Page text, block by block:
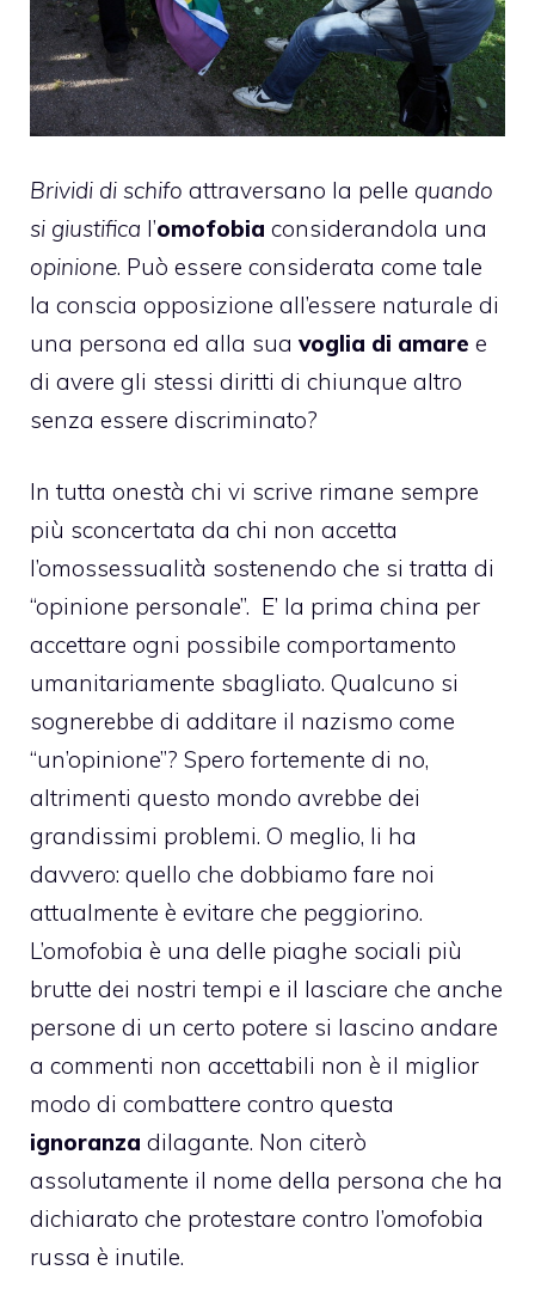
Brividi di schifo attraversano la pelle quando
si giustifica l’omofobia considerandola una
opinione. Può essere considerata come tale
la conscia opposizione all’essere naturale di
una persona ed alla sua voglia di amare e
di avere gli stessi diritti di chiunque altro
senza essere discriminato?
In tutta onestà chi vi scrive rimane sempre
più sconcertata da chi non accetta
l’omossessualità sostenendo che si tratta di
“opinione personale”. E’ la prima china per
accettare ogni possibile comportamento
umanitariamente sbagliato. Qualcuno si
sognerebbe di additare il nazismo come
“un’opinione”? Spero fortemente di no,
altrimenti questo mondo avrebbe dei
grandissimi problemi. O meglio, li ha
davvero: quello che dobbiamo fare noi
attualmente è evitare che peggiorino.
L’omofobia è una delle piaghe sociali più
brutte dei nostri tempi e il lasciare che anche
persone di un certo potere si lascino andare
a commenti non accettabili non è il miglior
modo di combattere contro questa
ignoranza dilagante. Non citerò
assolutamente il nome della persona che ha
dichiarato che protestare contro l’omofobia
russa è inutile.